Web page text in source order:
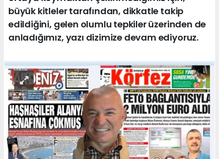
büyük kitleler tarafından, dikkatle takip
edildiğini, gelen olumlu tepkiler üzerinden de
anladığımız, yazı dizimize devam ediyoruz.